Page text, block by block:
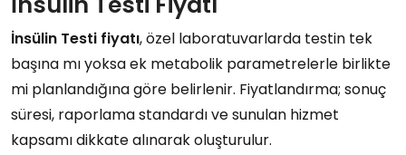
İnsülin Testi fiyatı, özel laboratuvarlarda testin tek
başına mı yoksa ek metabolik parametrelerle birlikte
mi planlandığına göre belirlenir. Fiyatlandırma; sonuç
süresi, raporlama standardı ve sunulan hizmet
kapsamı dikkate alınarak oluşturulur.